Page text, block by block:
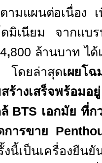
ามแผนต่อเนื่อง
ดมิเนียม จากแ
,800 ล้านบาท ไ
ดยล่าสุดเผย
ร้างเสร็จพร้อม
BTS เอกมัย ที่ก
ารขาย
งนี้เป็นเครื่องยืน